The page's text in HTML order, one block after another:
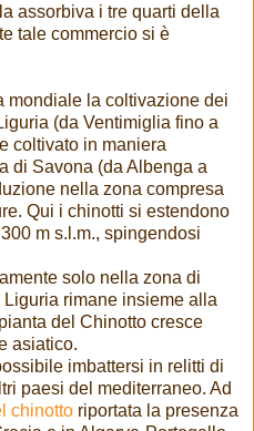
assorbiva i tre quarti della
tale commercio si è
mondiale la coltivazione dei
(da Ventimiglia fino a
coltivato in maniera
di Savona (da Albenga a
nella zona compresa
Qui i chinotti si estendono
m s.l.m., spingendosi
solo nella zona di
rimane insieme alla
del Chinotto cresce
asiatico.
imbattersi in relitti di
paesi del mediterraneo. Ad
chinotto riportata la presenza